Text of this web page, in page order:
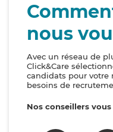
nous
Avec un réseau de
Click&Care
candidats pour votre
besoins de
Nos conseillers